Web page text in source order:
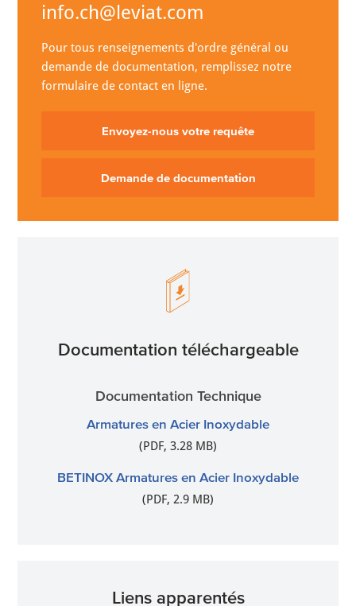
info.ch@leviat.com
Pour tous renseignements d'ordre général ou
demande de documentation, remplissez notre
formulaire de contact en ligne.
Envoyez-nous votre requête
Demande de documentation
Documentation téléchargeable
Documentation Technique
Armatures en Acier Inoxydable
(PDF, 3.28 MB)
BETINOX Armatures en Acier Inoxydable
(PDF, 2.9 MB)
Liens apparentés